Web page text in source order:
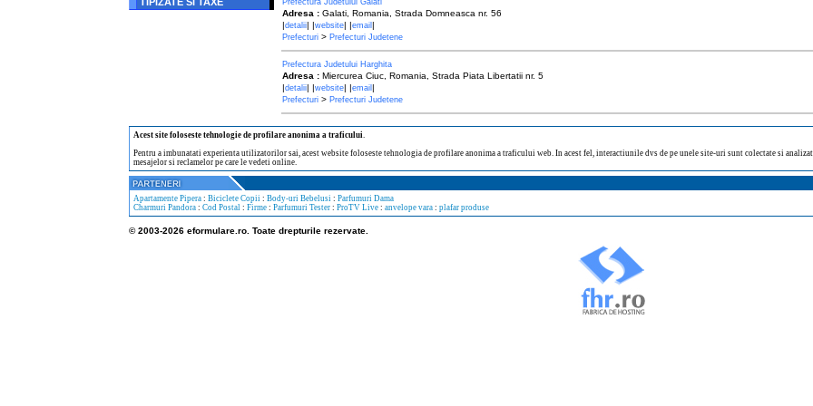
Prefectura Judetului Galati
Adresa : Galati, Romania, Strada Domneasca nr. 56
|detalii| |website| |email |
Prefecturi > Prefecturi Judetene
Prefectura Judetului Harghita
Adresa : Miercurea Ciuc, Romania, Strada Piata Libertatii nr. 5
|detalii| |website| |email |
Prefecturi > Prefecturi Judetene
Acest site foloseste tehnologie de profilare anonima a traficului.
Pentru a imbunatati experienta utilizatorilor sai, acest website foloseste tehnologia de profilare anonima a traficului web. In acest fel, interactiunile dvs de pe unele site-uri sunt colectate si
mesajelor si reclamelor pe care le vedeti online.
Apartamente Pipera : Biciclete Copii : Body-uri Bebelusi : Parfumuri Dama
Charmuri Pandora : Cod Postal : Firme : Parfumuri Tester : ProTV Live : anvelope vara : plafar produse
© 2003-2026 eformulare.ro. Toate drepturile rezervate.